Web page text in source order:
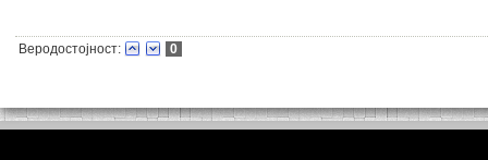
Веродостојност: 0